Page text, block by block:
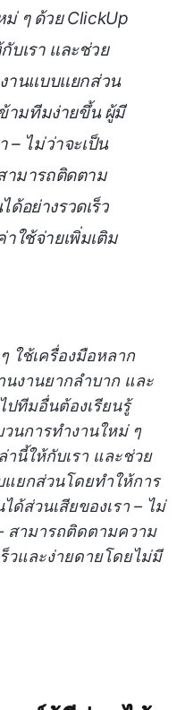
ๆ ด้วย ClickUp
บเรา และช่วย
านแบบแยกส่วน
ามทีมง่ายขึ้น ผู้มี
– ไม่ว่าจะเป็น
ามารถติดตาม
อย่างรวดเร็ว
ใช้จ่ายเพิ่มเติม
ใช้เครื่องมือหลาก
งานยากลำบาก และ
ปทีมอื่นต้องเรียนรู้
นการทำงานใหม่ ๆ
นี้ให้กับเรา และช่วย
ยกส่วนโดยทำให้การ
ส่วนเสียของเรา – ไม่
สามารถติดตามความ
วและง่ายดายโดยไม่มี